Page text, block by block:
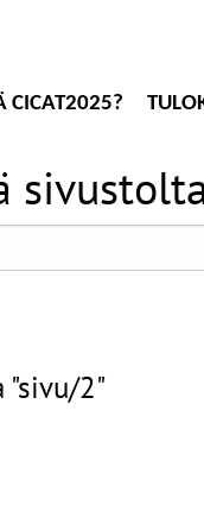
CICAT2025?
"sivu/2"